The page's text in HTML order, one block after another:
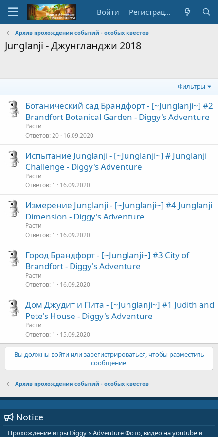
Войти Регистрация
Архив прохождения событий - особых квестов
Junglanji - Джунгланджи 2018
Фильтры
Ботанический сад Брандфорт - [~Junglanji~] #2
Brandfort Botanical Garden - Diggy's Adventure
Расти
Ответов 20 16.09.2020
Испытание Junglanji - [~Junglanji~] # Junglanji
Challenge - Diggy's Adventure
Расти
Ответов 1 16.09.2020
Измерение Junglanji - [~Junglanji~] #4 Junglanji
Dimension - Diggy's Adventure
Расти
Ответов 1 16.09.2020
Город Брандфорт - [~Junglanji~] #3 City of
Brandfort - Diggy's Adventure
Расти
Ответов 1 16.09.2020
Дом Джудит и Пита - [~Junglanji~] #1 Judith and
Pete's House - Diggy's Adventure
Расти
Ответов 1 15.09.2020
Вы должны войти или зарегистрироваться, чтобы разместить
сообщение.
Архив прохождения событий - особых квестов
Notice
Прохождение игры Diggy's Adventure Фото, видео на youtube и